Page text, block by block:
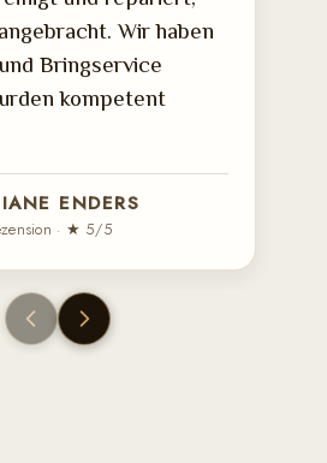
Wir haben
Bringservice
kompetent
ENDERS
· ★ 5/5